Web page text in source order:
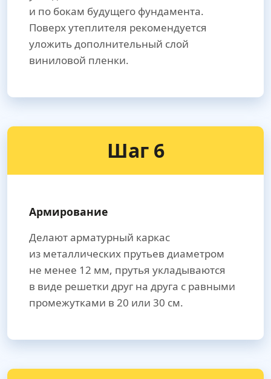
и по бокам будущего фундамента.
Поверх утеплителя рекомендуется
уложить дополнительный слой
виниловой пленки.
Шаг 6
Армирование
Делают арматурный каркас
из металлических прутьев диаметром
не менее 12 мм, прутья укладываются
в виде решетки друг на друга с равными
промежутками в 20 или 30 см.